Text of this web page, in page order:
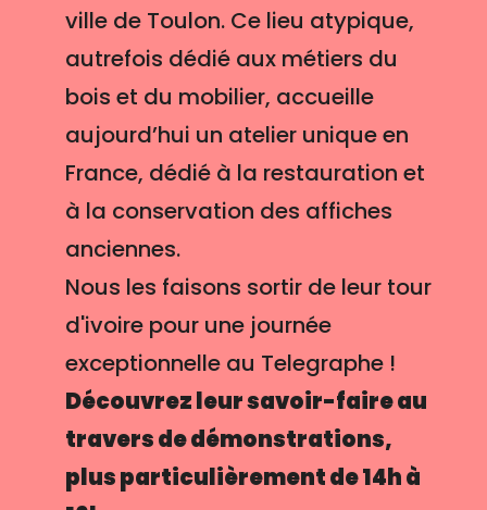
ville de Toulon. Ce lieu atypique,
autrefois dédié aux métiers du
bois et du mobilier, accueille
aujourd’hui un atelier unique en
France, dédié à la restauration et
à la conservation des affiches
anciennes.
Nous les faisons sortir de leur tour
d'ivoire pour une journée
exceptionnelle au Telegraphe !
Découvrez leur savoir-faire au
travers de démonstrations,
plus particulièrement de 14h à